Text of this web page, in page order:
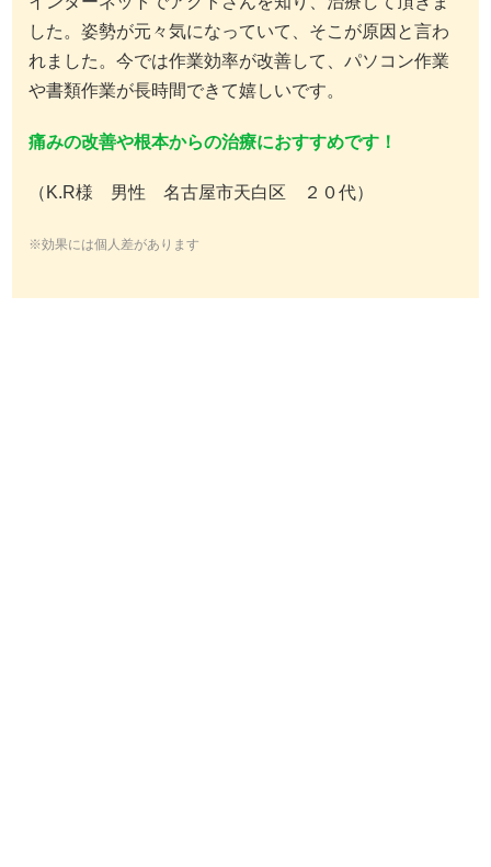
した。姿勢が元々気になっていて、そこが原因と言わ
れました。今では作業効率が改善して、パソコン作業
や書類作業が長時間できて嬉しいです。
痛みの改善や根本からの治療におすすめです！
（K.R様 男性 名古屋市天白区 ２０代）
※効果には個人差があります